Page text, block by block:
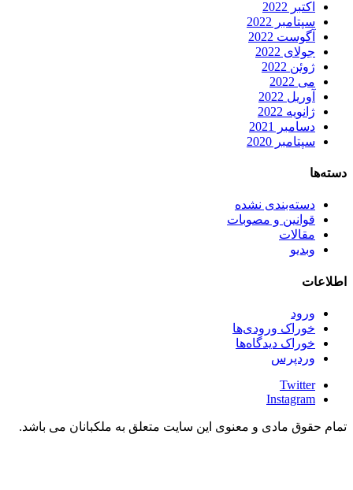
اکتبر 2022
سپتامبر 2022
آگوست 2022
جولای 2022
ژوئن 2022
می 2022
آوریل 2022
ژانویه 2022
دسامبر 2021
سپتامبر 2020
دسته‌ها
دسته‌بندی نشده
قوانین و مصوبات
مقالات
وبدیو
اطلاعات
ورود
خوراک ورودی‌ها
خوراک دیدگاه‌ها
وردپرس
Twitter
Instagram
تمام حقوق مادی و معنوی این سایت متعلق به ملکبانان می باشد.